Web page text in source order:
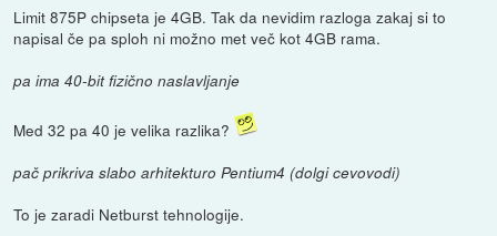
Limit 875P chipseta je 4GB. Tak da nevidim razloga zakaj si to
napisal če pa sploh ni možno met več kot 4GB rama.
pa ima 40-bit fizično naslavljanje
Med 32 pa 40 je velika razlika?
pač prikriva slabo arhitekturo Pentium4 (dolgi cevovodi)
To je zaradi Netburst tehnologije.